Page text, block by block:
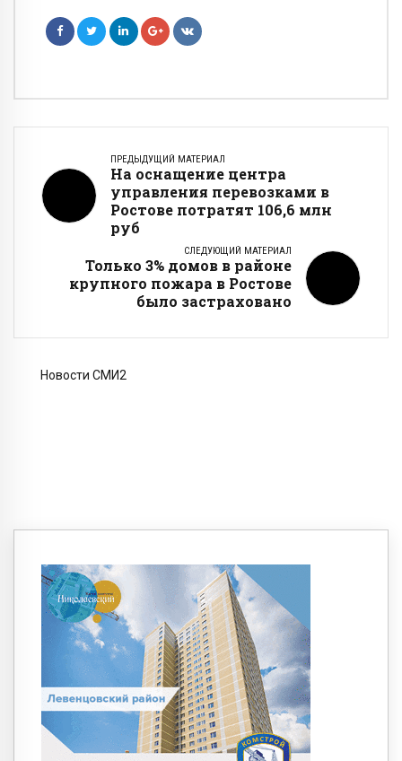
ПРЕДЫДУЩИЙ МАТЕРИАЛ
На оснащение центра
управления перевозками в
Ростове потратят 106,6 млн
руб
СЛЕДУЮЩИЙ МАТЕРИАЛ
Только 3% домов в районе
крупного пожара в Ростове
было застраховано
Новости СМИ2